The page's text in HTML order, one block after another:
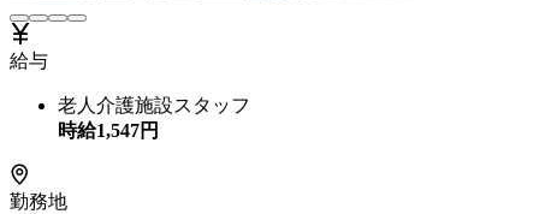
給与
老人介護施設スタッフ
時給1,547円
勤務地